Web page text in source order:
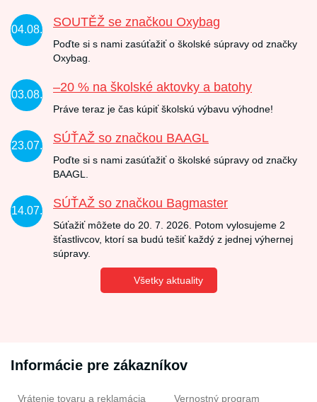
04.08.
SOUTĚŽ se značkou Oxybag
Poďte si s nami zasúťažiť o školské súpravy od značky
Oxybag.
03.08.
–20 % na školské aktovky a batohy
Práve teraz je čas kúpiť školskú výbavu výhodne!
23.07.
SÚŤAŽ so značkou BAAGL
Poďte si s nami zasúťažiť o školské súpravy od značky
BAAGL.
14.07.
SÚŤAŽ so značkou Bagmaster
Súťažiť môžete do 20. 7. 2026. Potom vylosujeme 2
šťastlivcov, ktorí sa budú tešiť každý z jednej výhernej
súpravy.
Všetky aktuality
Informácie pre zákazníkov
Vrátenie tovaru a reklamácia Vernostný program